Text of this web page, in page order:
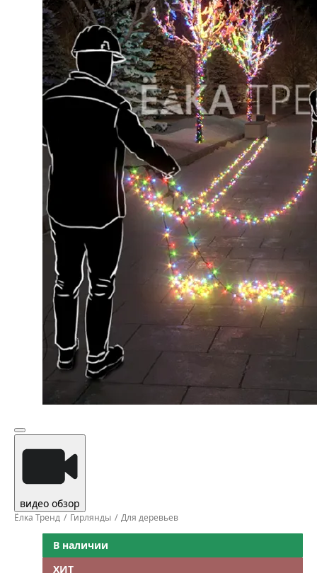
видео обзор
Ёлка Тренд Гирлянды Для деревьев
В наличии
ХИТ